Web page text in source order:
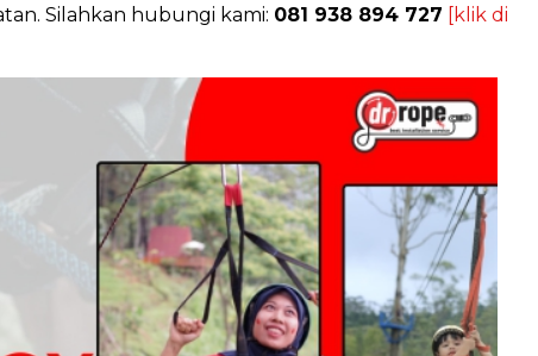
Silahkan hubungi kami: 081 938 894 727
[klik di